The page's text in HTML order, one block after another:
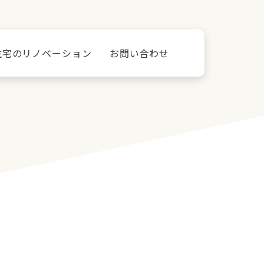
のリノベーション お問い合わせ